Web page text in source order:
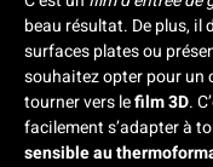
beau résultat. De plus,
surfaces plates ou
souhaitez opter pour un
tourner vers lefilm 3D.
facilement s’adapter à
sensible au